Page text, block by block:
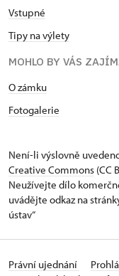
Vstupné
Tipy na výlety
MOHLO BY VÁS
O zámku
Fotogalerie
Není-li výslovně
Creative Commons (CC
Neužívejte dílo
uvádějte odkaz na
ústav“
Právní ujednání